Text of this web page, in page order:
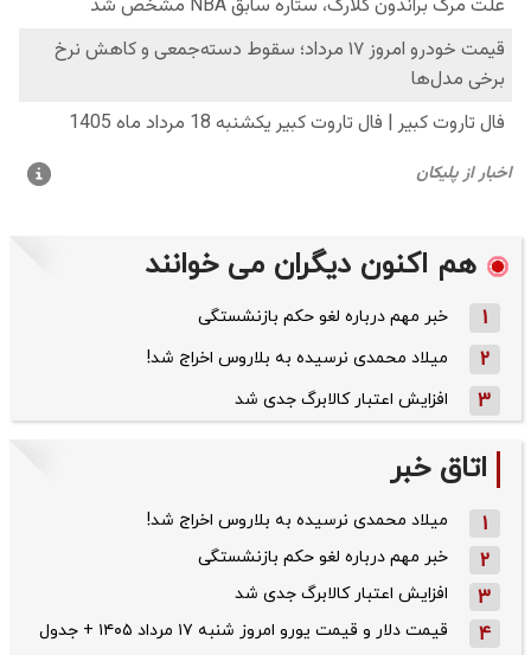
هم اکنون دیگران می خوانند
1 خبر مهم درباره لغو حکم بازنشستگی
2 میلاد محمدی نرسیده به بلاروس اخراج شد!
3 افزایش اعتبار کالابرگ جدی شد
اتاق خبر
1 میلاد محمدی نرسیده به بلاروس اخراج شد!
2 خبر مهم درباره لغو حکم بازنشستگی
3 افزایش اعتبار کالابرگ جدی شد
4 قیمت دلار و قیمت یورو امروز شنبه ۱۷ مرداد ۱۴۰۵ + جدول